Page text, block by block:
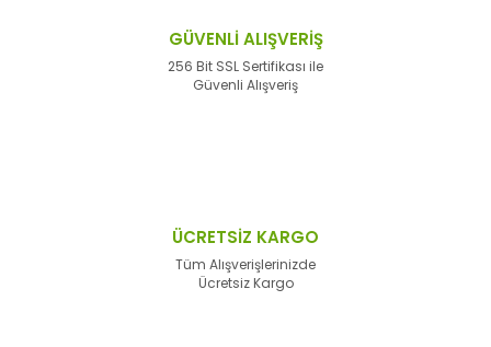
GÜVENLİ ALIŞVERİŞ
256 Bit SSL Sertifikası ile
Güvenli Alışveriş
ÜCRETSİZ KARGO
Tüm Alışverişlerinizde
Ücretsiz Kargo